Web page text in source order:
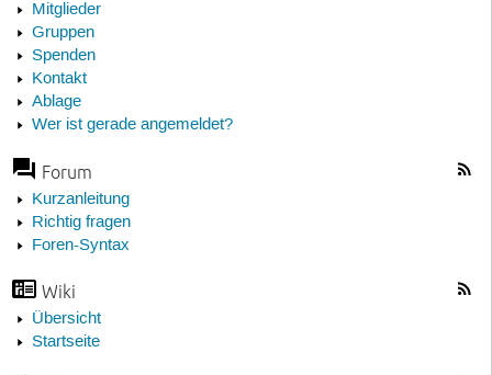
Mitglieder
Gruppen
Spenden
Kontakt
Ablage
Wer ist gerade angemeldet?
Forum
Kurzanleitung
Richtig fragen
Foren-Syntax
Wiki
Übersicht
Startseite